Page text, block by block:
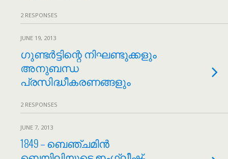
2 RESPONSES
JUNE 19, 2013
ഗുണ്ടർട്ടിന്റെ നിഘണ്ടുക്കളും
അനുബന്ധ
പ്രസിദ്ധീകരണങ്ങളും
2 RESPONSES
JUNE 7, 2013
1849 – ബെഞ്ചമിൻ